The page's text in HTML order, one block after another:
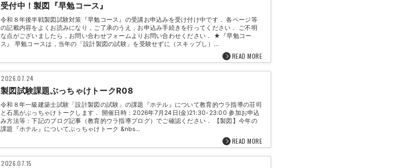
受付中！製図『早勉コース』
令和８年後半戦製図試験対策『早勉コース』の受講お申込みを受け付け中です． 各ページ等
の記載内容をよくお読みになり，ご了承のうえ，お申込み手続きを行ってください． ご不明
な点がございましたら，お問い合わせフォームよりお問い合わせください． ★『早勉コー
ス』 早勉コースは，当年の「設計製図の試験」を受験せずに（スキップし）…
READ MORE
2026.07.24
製図試験課題ぶっちゃけトークR08
令和８年一級建築士試験「設計製図の試験」の課題『ホテル』について教育的ウラ指導の荘司
と石黒がぶっちゃけトークします． 開催日時：2026年7月24日(金)21:30-23:00 参加お申込
み方法等：下記のブログ記事（教育的ウラ指導ブログ）でご確認ください． 【製図】今年の
課題『ホテル』についてぶっちゃけトーク &nbs…
READ MORE
2026.07.15